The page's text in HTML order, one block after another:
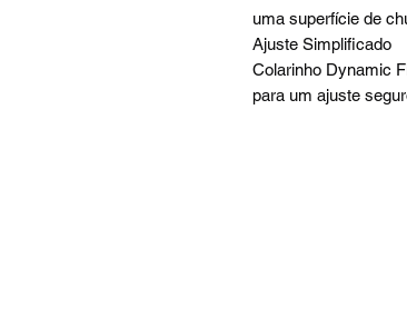
uma superfície de
Ajuste Simplificado
Colarinho Dynamic
para um ajuste